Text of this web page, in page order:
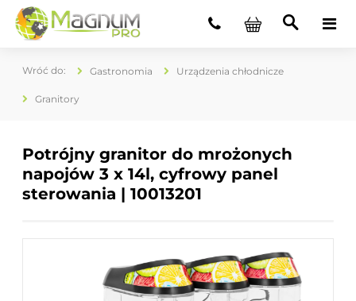
Gastronomia Urządzenia chłodnicze
Granitory
Potrójny granitor do mrożonych
napojów 3 x 14l, cyfrowy panel
sterowania | 10013201